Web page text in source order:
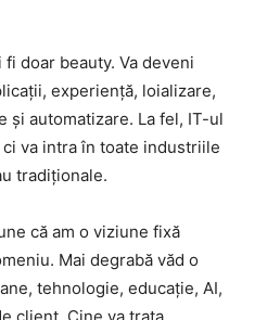
doar beauty. Va deveni
experiență, loializare,
și automatizare. La fel, IT-ul
ci va intra în toate industriile
tradiționale.
că am o viziune fixă
Mai degrabă văd o
tehnologie, educație, AI,